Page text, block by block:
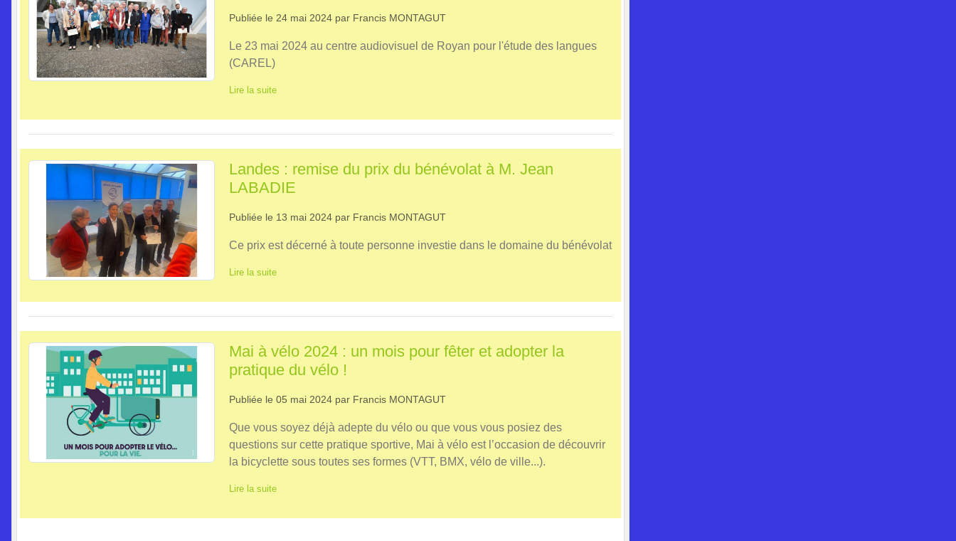
Publiée le 24 mai 2024par Francis MONTAGUT
Le 23 mai 2024 au centre audiovisuel de Royan pour l'étude des langues
(CAREL)
Lire la suite
Landes : remise du prix du bénévolat à M. Jean
LABADIE
Publiée le 13 mai 2024par Francis MONTAGUT
Ce prix est décerné à toute personne investie dans le domaine du bénévolat
Lire la suite
Mai à vélo 2024 : un mois pour fêter et adopter la
pratique du vélo !
Publiée le 05 mai 2024par Francis MONTAGUT
Que vous soyez déjà adepte du vélo ou que vous vous posiez des
questions sur cette pratique sportive, Mai à vélo est l’occasion de découvrir
la bicyclette sous toutes ses formes (VTT, BMX, vélo de ville...).
Lire la suite